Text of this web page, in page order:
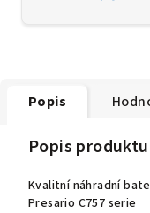
Popis
Popis produktu
Kvalitní náhradní
Presario C757 serie